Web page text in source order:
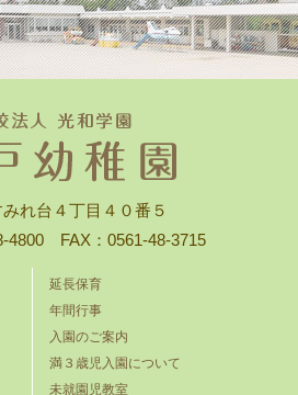
れ台４丁目４０番５
4800 FAX：0561-48-3715
延長保育
年間行事
入園のご案内
満３歳児入園について
未就園児教室